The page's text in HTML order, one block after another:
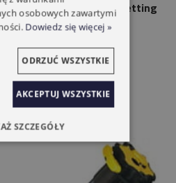
-Somfigurator lub Setting
DETEKCJA 40NM
osobowych zawartymi
Dowiedz się więcej »
AKCEPTUJ WSZYSTKIE
ODRZUĆ WSZYSTKIE
SZCZEGÓŁY